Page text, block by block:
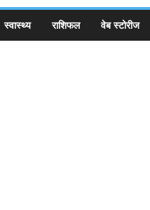
स्वास्थ्य राशिफल वेब स्टोरीज